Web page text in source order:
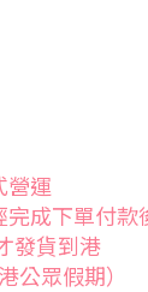
營運
成下單付款
發貨到港
公眾假期）